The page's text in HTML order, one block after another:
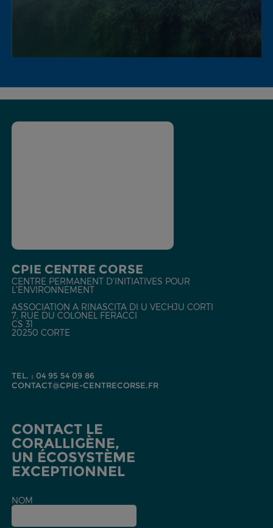
CPIE CENTRE CORSE
CENTRE PERMANENT D'INITIATIVES POUR
L'ENVIRONNEMENT
ASSOCIATION A RINASCITA DI U VECHJU CORTI
7, RUE DU COLONEL FERACCI
CS 31
20250 CORTE
TEL. : 04 95 54 09 86
CONTACT@CPIE-CENTRECORSE.FR
CONTACT LE
CORALLIGÈNE,
UN ÉCOSYSTÈME
EXCEPTIONNEL
NOM